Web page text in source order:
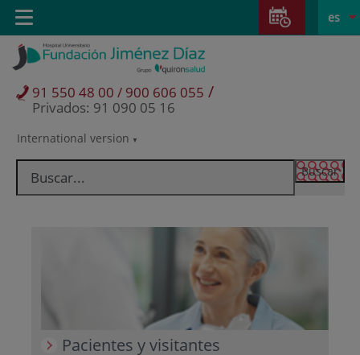
Saltar al contenido
Saltar
contenido
Selector
idioma
activo
es
International version
91 550 48 00 / 900 606 055 /
Privados: 91 090 05 16
Toggle
navigation
Pacientes y visitantes